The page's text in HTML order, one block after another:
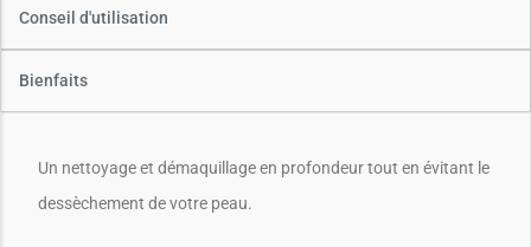
Conseil d'utilisation
Bienfaits
Un nettoyage et démaquillage en profondeur tout en évitant le
dessèchement de votre peau.